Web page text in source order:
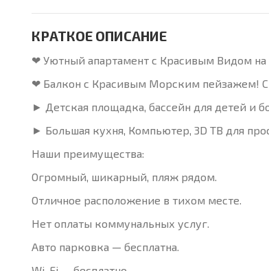
КРАТКОЕ ОПИСАНИЕ
❤ Уютный апартамент с Красивым Видом на
❤ Балкон c Красивым Морским пейзажем! С
► Детская площадка, бассейн для детей и
► Большая кухня, Компьютер, 3D ТВ для
Наши преимущества:
Огромный, шикарный, пляж рядом.
Отличное расположение в тихом месте.
Нет оплаты коммунальных услуг.
Авто парковка — бесплатна.